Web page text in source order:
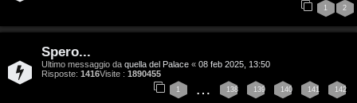
i
a
1 2
Spero...
Ultimo messaggio da quella del Palace « 08 feb 2025, 13:50
Risposte: 1416Visite : 1890455
1 … 138 139 140 141 142
M
s